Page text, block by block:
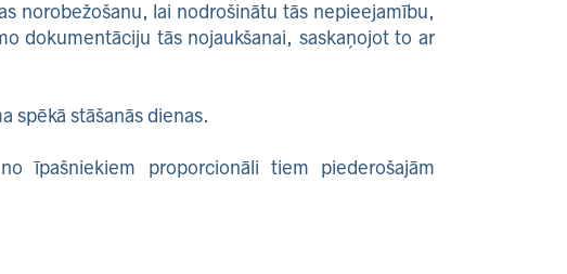
norobežošanu, lai nodrošinātu tās nepieejamību,
dokumentāciju tās nojaukšanai, saskaņojot to ar
spēkā stāšanās dienas.
īpašniekiem proporcionāli tiem piederošajām